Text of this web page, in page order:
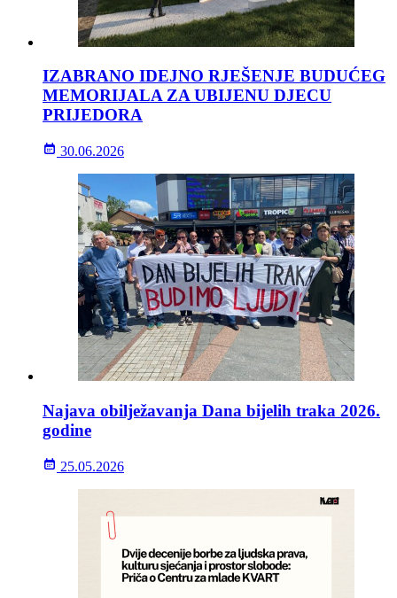
IZABRANO IDEJNO RJEŠENJE BUDUĆEG
MEMORIJALA ZA UBIJENU DJECU
PRIJEDORA
30.06.2026
Najava obilježavanja Dana bijelih traka 2026.
godine
25.05.2026